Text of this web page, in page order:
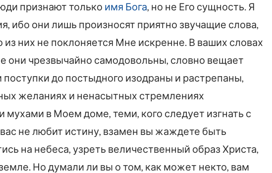
признают только имя Бога, но не Его сущность. Я
ибо они лишь произносят приятно звучащие слова,
них не поклоняется Мне искренне. В ваших словах
они чрезвычайно самодовольны, словно вещает
поступки до постыдного изодраны и растрепаны,
желаниях и ненасытных стремлениях
мухами в Моем доме, теми, кого следует изгнать с
не любит истину, взамен вы жаждете быть
на небеса, узреть величественный образ Христа,
Но думали ли вы о том, как может некто, вам